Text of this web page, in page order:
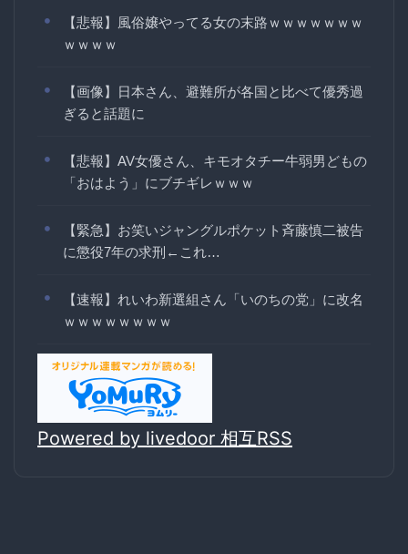
【悲報】風俗嬢やってる女の末路ｗｗｗｗｗｗｗ
ｗｗｗｗ
【画像】日本さん、避難所が各国と比べて優秀過
ぎると話題に
【悲報】AV女優さん、キモオタチー牛弱男どもの
「おはよう」にブチギレｗｗｗ
【緊急】お笑いジャングルポケット斉藤慎二被告
に懲役7年の求刑←これ…
【速報】れいわ新選組さん「いのちの党」に改名
ｗｗｗｗｗｗｗｗ
Powered by livedoor 相互RSS